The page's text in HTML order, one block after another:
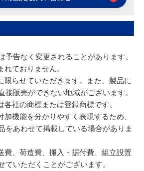
告なく変更されることがあります。
ておりません。
らせていただきます。また、製品に
接販売ができない地域がございます。
社の商標または登録商標です。
機能を分かりやすく表現するため、
をあわせて掲載している場合がありま
、荷造費、搬入・据付費、組立設置
ていただくことがございます。